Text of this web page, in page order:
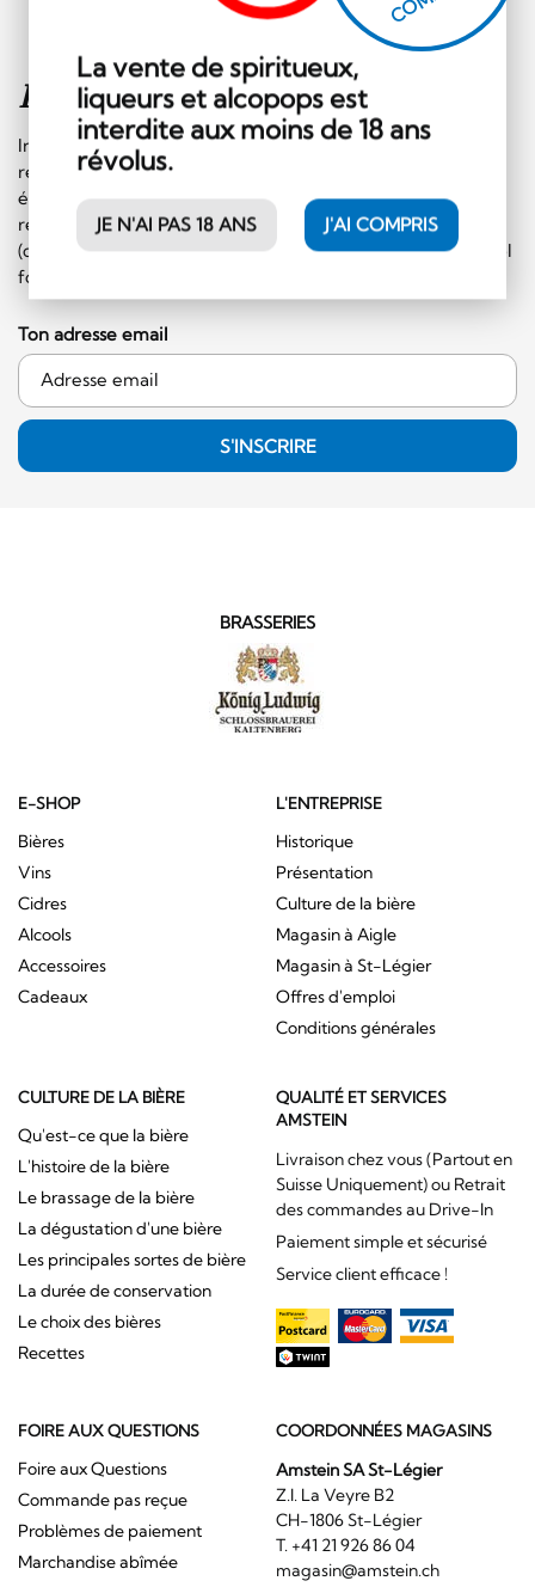
La vente de spiritueux,
liqueurs et alcopops est
interdite aux moins de 18 ans
révolus.
JE N'AI PAS 18 ANS J'AI COMPRIS
Inscription à lanewsletter
Inscrivez-vous sans plus tarder à notre newsletter et
recevez régulièrement les informations sur les
événements et les offres spéciales. En plus, vous
recevrez un bon de CHF 10.- à faire valoir sur le shop
(commande minimale de 50.- CHF et hors catégorie alcool
fort)!
Ton adresse email
S'INSCRIRE
BRASSERIES
E-SHOP
Bières
Vins
Cidres
Alcools
Accessoires
Cadeaux
L'ENTREPRISE
Historique
Présentation
Culture de la bière
Magasin à Aigle
Magasin à St-Légier
Offres d'emploi
Conditions générales
CULTURE DE LA BIÈRE
Qu'est-ce que la bière
L'histoire de la bière
Le brassage de la bière
La dégustation d'une bière
Les principales sortes de bière
La durée de conservation
Le choix des bières
Recettes
QUALITÉ ET SERVICES
AMSTEIN
Livraison chez vous (Partout en
Suisse Uniquement) ou Retrait
des commandes au Drive-In
Paiement simple et sécurisé
Service client efficace !
FOIRE AUX QUESTIONS
Foire aux Questions
Commande pas reçue
Problèmes de paiement
Marchandise abîmée
COORDONNÉES MAGASINS
Amstein SA St-Légier
Z.I. La Veyre B2
CH-1806 St-Légier
T. +41 21 926 86 04
magasin@amstein.ch